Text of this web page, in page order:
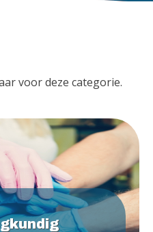
voor deze categorie.